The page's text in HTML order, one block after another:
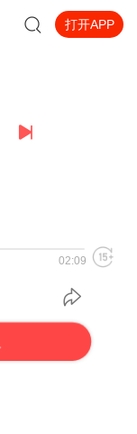
打开APP
02:09